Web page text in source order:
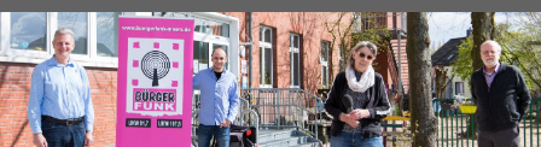
Zum
Inhalt
springen